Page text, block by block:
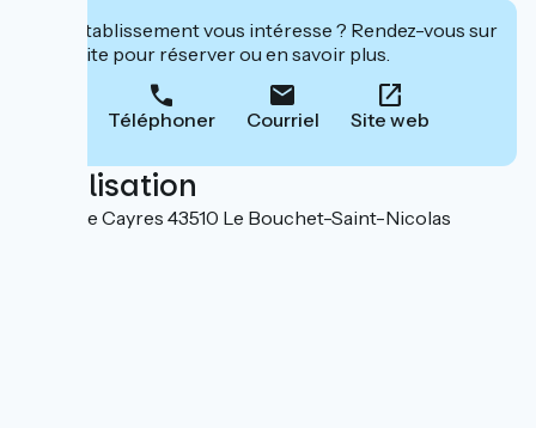
Cet établissement vous intéresse ? Rendez-vous sur
leur site pour réserver ou en savoir plus.
Téléphoner Courriel Site web
Localisation
Route de Cayres 43510 Le Bouchet-Saint-Nicolas